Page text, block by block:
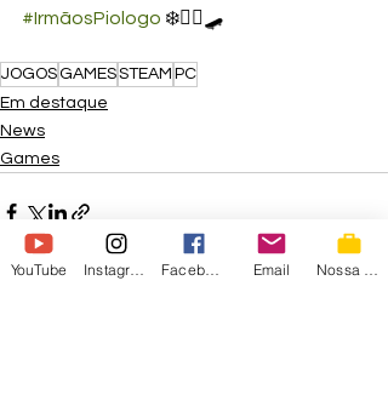
#IrmãosPiologo ❄️🧙‍♀️🛹
JOGOS GAMESSTEAM PC
Em destaque
News
Games
YouTube Email